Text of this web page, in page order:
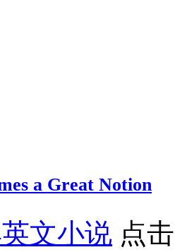
a Great Notion
文小说 点